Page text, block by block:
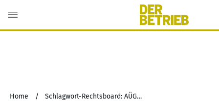
Home / Schlagwort-Rechtsboard: AÜG-Reform